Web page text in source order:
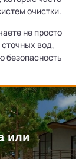
очистки.
не просто
вод,
безопасность
или